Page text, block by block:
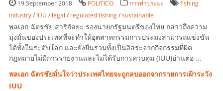
19 September 2018 POLITICO การทำประมง
fishing
industry/ IUU / legal / regulated fishing/sustainable
พลเอก ฉัตรชัย สาริกัลยะ รองนายกรัฐมนตรีของไทย กล่าวถึงความ
มุ่งมั่นของประเทศที่จะทำให้อุตสาหกรรมการประมงสามารถแข่งขัน
ได้ทั้งในระดับโลก และยั่งยืนรวมทั้งเป็นอิสระจากกิจกรรมที่ผิด
กฎหมายไม่มีการรายงานและไม่ได้รับการควบคุม (IUU)อ่านต่อ ...
พลเอก ฉัตรชัยมั่นใจว่าประเทศไทยจะถูกลบออกจากรายการเฝ้าระวัง
IUU